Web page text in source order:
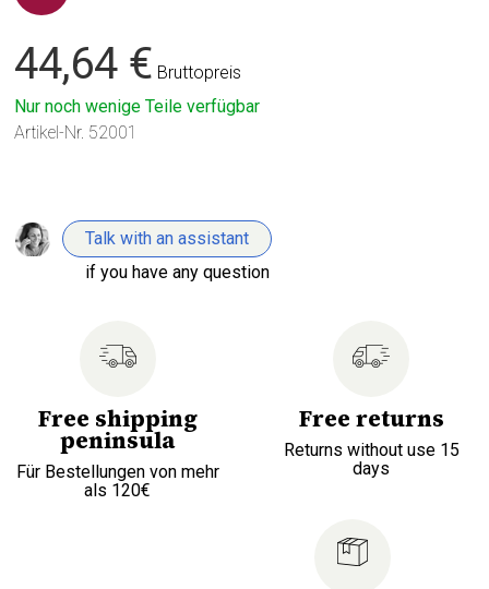
44,64 € Bruttopreis
Nur noch wenige Teile verfügbar
Artikel-Nr. 52001
Talk with an assistant
if you have any question
Free shipping
peninsula
Für Bestellungen von mehr
als 120€
Free returns
Returns without use 15
days